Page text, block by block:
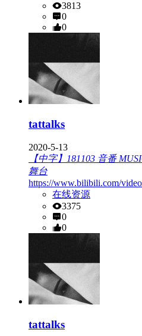
3813
0
0
tattalks
2020-5-13
【中字】181103 音番
舞台
https://www.bilibili.com/
在线资源
3375
0
0
tattalks